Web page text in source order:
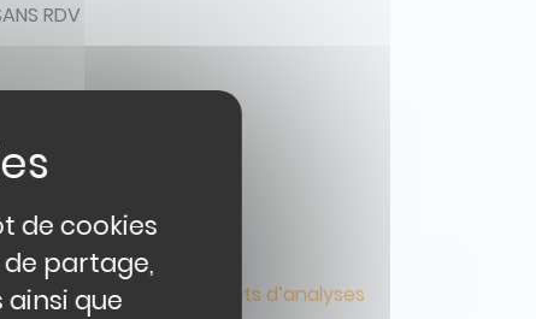
RDV
Mes Analyses – Résultats d’analyses
de cookies
partage,
que